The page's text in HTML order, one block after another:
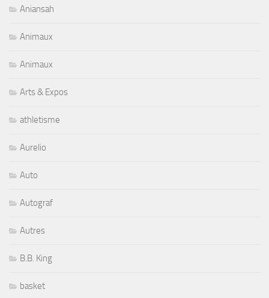
Aniansah
Animaux
Animaux
Arts & Expos
athletisme
Aurelio
Auto
Autograf
Autres
B.B. King
basket